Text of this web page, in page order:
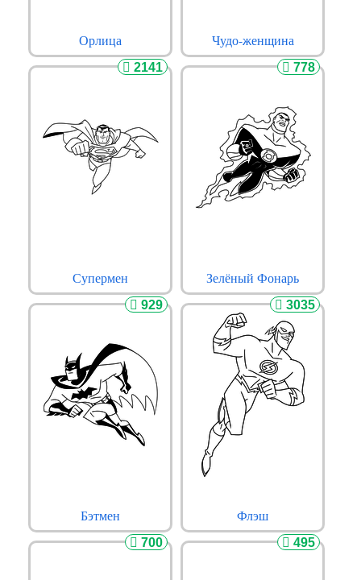
Орлица Чудо-женщина
2141
Супермен
778
Зелёный Фонарь
929
Бэтмен
3035
Флэш
700 495